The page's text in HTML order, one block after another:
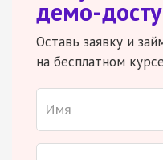
демо-
Оставь заявку и
на бесплатном